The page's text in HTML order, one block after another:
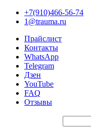
+7(910)466-56-74
1@trauma.ru
Прайслист
Контакты
WhatsApp
Telegram
Дзен
YouTube
FAQ
Отзывы